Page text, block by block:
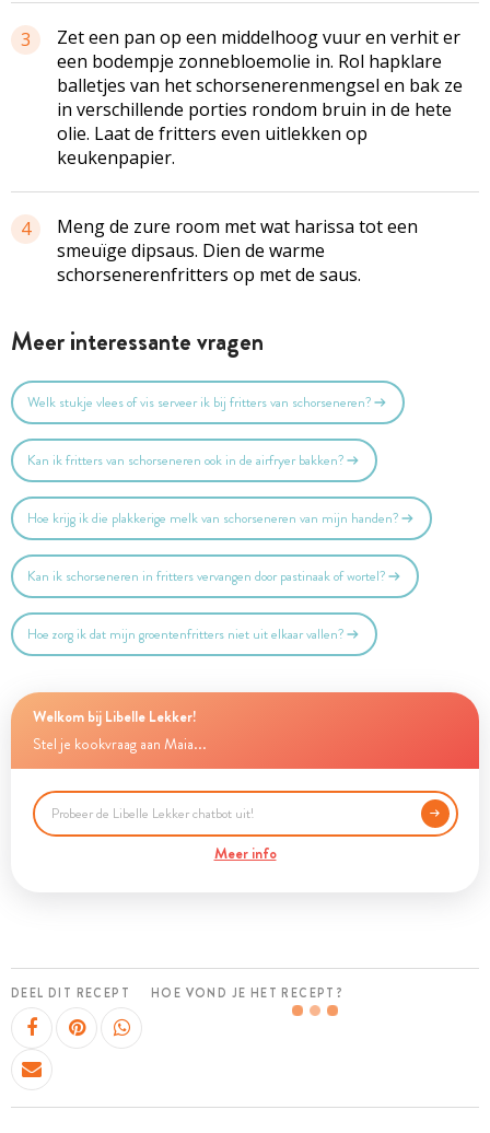
3
Zet een pan op een middelhoog vuur en verhit er
een bodempje zonnebloemolie in. Rol hapklare
balletjes van het schorsenerenmengsel en bak ze
in verschillende porties rondom bruin in de hete
olie. Laat de fritters even uitlekken op
keukenpapier.
4
Meng de zure room met wat harissa tot een
smeuïge dipsaus. Dien de warme
schorsenerenfritters op met de saus.
Meer interessante vragen
Welk stukje vlees of vis serveer ik bij fritters van schorseneren?
Kan ik fritters van schorseneren ook in de airfryer bakken?
Hoe krijg ik die plakkerige melk van schorseneren van mijn handen?
Kan ik schorseneren in fritters vervangen door pastinaak of wortel?
Hoe zorg ik dat mijn groentenfritters niet uit elkaar vallen?
Welkom bij Libelle Lekker!
Stel je kookvraag aan Maia...
Meer info
DEEL DIT RECEPT HOE VOND JE HET RECEPT?